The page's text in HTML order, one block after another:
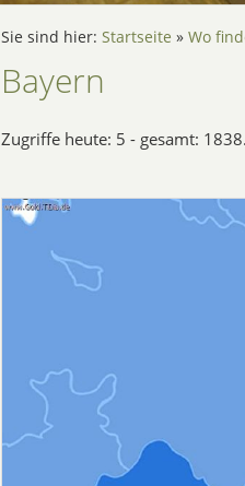
Sie sind hier: Startseite » Wo
Bayern
Zugriffe heute: 5 - gesamt: 1838.